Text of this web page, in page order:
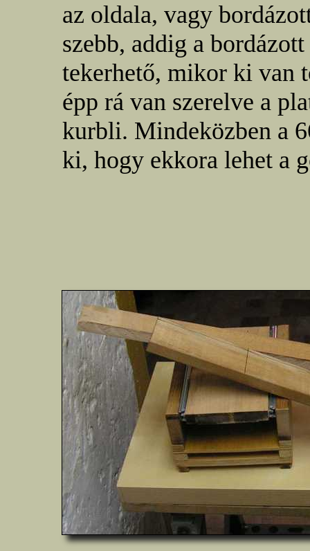
az oldala, vagy
szebb, addig a
tekerhető, mikor ki van
épp rá van szerelve a
kurbli. Mindeközben a
ki, hogy ekkora lehet a